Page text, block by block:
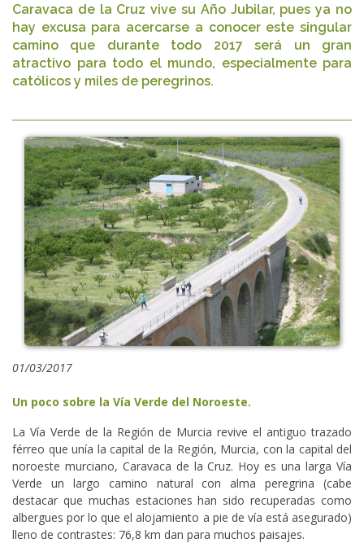
Caravaca de la Cruz vive su Año Jubilar, pues ya no
hay excusa para acercarse a conocer este singular
camino que durante todo 2017 será un gran
atractivo para todo el mundo, especialmente para
católicos y miles de peregrinos.
01/03/2017
Un poco sobre la Vía Verde del Noroeste.
La Vía Verde de la Región de Murcia revive el antiguo trazado
férreo que unía la capital de la Región, Murcia, con la capital del
noroeste murciano, Caravaca de la Cruz. Hoy es una larga Vía
Verde un largo camino natural con alma peregrina (cabe
destacar que muchas estaciones han sido recuperadas como
albergues por lo que el alojamiento a pie de vía está asegurado)
lleno de contrastes: 76,8 km dan para muchos paisajes.